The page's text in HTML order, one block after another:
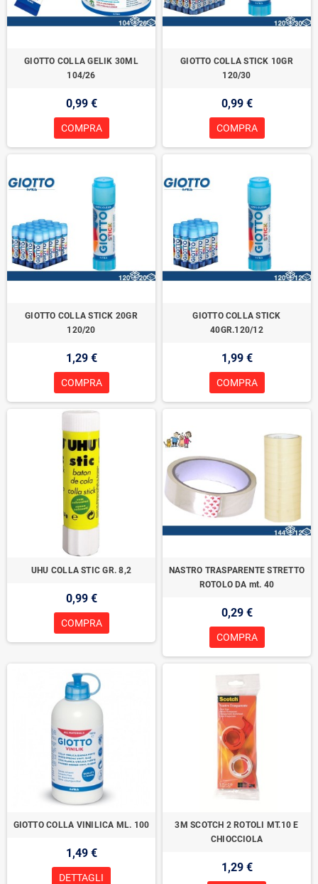
GIOTTO COLLA GELIK 30ML
104/26
0,99 €
COMPRA
GIOTTO COLLA STICK 10GR
120/30
0,99 €
COMPRA
GIOTTO COLLA STICK 20GR
120/20
1,29 €
COMPRA
GIOTTO COLLA STICK
40GR.120/12
1,99 €
COMPRA
UHU COLLA STIC GR. 8,2
0,99 €
COMPRA
NASTRO TRASPARENTE STRETTO
ROTOLO DA mt. 40
0,29 €
COMPRA
GIOTTO COLLA VINILICA ML. 100
1,49 €
DETTAGLI
3M SCOTCH 2 ROTOLI MT.10 E
CHIOCCIOLA
1,29 €